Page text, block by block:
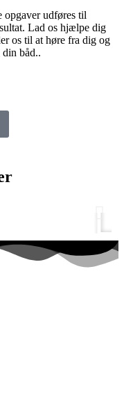
udføres til
Lad os hjælpe dig
os til at høre fra dig og
båd..